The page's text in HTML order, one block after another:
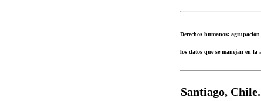
Derechos humanos:
los datos que se manejan en la
Santiago,